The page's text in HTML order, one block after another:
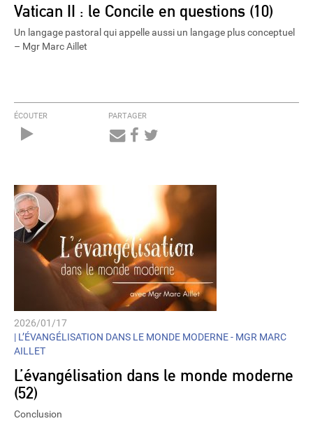
Vatican II : le Concile en questions (10)
Un langage pastoral qui appelle aussi un langage plus conceptuel
– Mgr Marc Aillet
ÉCOUTER PARTAGER
2026/01/17
| L’ÉVANGÉLISATION DANS LE MONDE MODERNE - MGR MARC
AILLET
L’évangélisation dans le monde moderne
(52)
Conclusion